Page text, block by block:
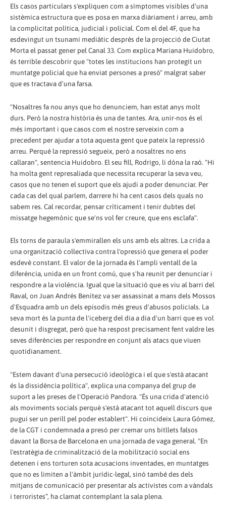
Els casos particulars s'expliquen com a símptomes visibles d'una
sistèmica estructura que es posa en marxa diàriament i arreu, amb
la complicitat política, judicial i policial. Com el del 4F, que ha
esdevingut un tsunami mediàtic després de la projecció de Ciutat
Morta el passat gener pel Canal 33. Com explica Mariana Huidobro,
és terrible descobrir que "totes les institucions han protegit un
muntatge policial que ha enviat persones a presó" malgrat saber
que es tractava d'una farsa.
"Nosaltres fa nou anys que ho denunciem, han estat anys molt
durs. Però la nostra història és una de tantes. Ara, unir-nos és el
més important i que casos com el nostre serveixin com a
precedent per ajudar a tota aquesta gent que pateix la repressió
arreu. Perquè la repressió segueix, però a nosaltres no ens
callaran", sentencia Huidobro. El seu fill, Rodrigo, li dóna la raó. "Hi
ha molta gent represaliada que necessita recuperar la seva veu,
casos que no tenen el suport que els ajudi a poder denunciar. Per
cada cas del qual parlem, darrere hi ha cent casos dels quals no
sabem res. Cal recordar, pensar críticament i tenir dubtes del
missatge hegemònic que se'ns vol fer creure, que ens esclafa".
Els torns de paraula s'emmirallen els uns amb els altres. La crida a
una organització col·lectiva contra l'opressió que genera el poder
esdevé constant. El valor de la jornada és l'ampli ventall de la
diferència, unida en un front comú, que s'ha reunit per denunciar i
respondre a la violència. Igual que la situació que es viu al barri del
Raval, on Juan Andrés Benítez va ser assassinat a mans dels Mossos
d'Esquadra amb un dels episodis més greus d'abusos policials. La
seva mort és la punta de l'iceberg del dia a dia d'un barri que es vol
desunit i disgregat, però que ha respost precisament fent valdre les
seves diferències per respondre en conjunt als atacs que viuen
quotidianament.
"Estem davant d'una persecució ideològica i el que s'està atacant
és la dissidència política", explica una companya del grup de
suport a les preses de l'Operació Pandora. "És una crida d'atenció
als moviments socials perquè s'està atacant tot aquell discurs que
pugui ser un perill pel poder establert". Hi coincideix Laura Gómez,
de la CGT i condemnada a presó per cremar uns bitllets falsos
davant la Borsa de Barcelona en una jornada de vaga general. "En
l'estratègia de criminalització de la mobilització social ens
detenen i ens torturen sota acusacions inventades, en muntatges
que no es limiten a l'àmbit jurídic-legal, sinó també des dels
mitjans de comunicació per presentar als activistes com a vàndals
i terroristes”, ha clamat contemplant la sala plena.